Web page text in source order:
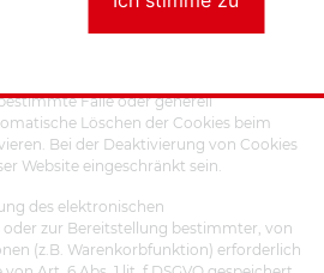
Fälle oder generell
Löschen der Cookies beim
Bei der Deaktivierung von Cookies
Website eingeschränkt sein.
des elektronischen
zur Bereitstellung bestimmter, von
(z.B. Warenkorbfunktion) erforderlich